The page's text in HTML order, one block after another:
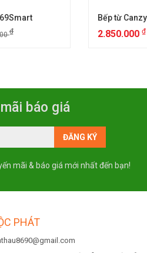
₫
Bếp từ
2.850.000 ₫
báo giá
mãi & báo giá mới nhất đến bạn!
PHÁT